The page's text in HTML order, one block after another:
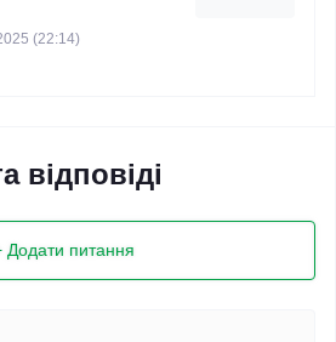
(22:14)
відповіді
Додати питання